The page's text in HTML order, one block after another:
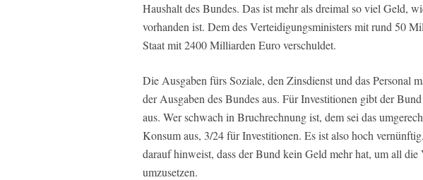
Haushalt des Bundes. Das ist mehr als dreimal so viel Geld,
vorhanden ist. Dem des Verteidigungsministers mit rund 50
Staat mit 2400 Milliarden Euro verschuldet.
Die Ausgaben fürs Soziale, den Zinsdienst und das Personal
der Ausgaben des Bundes aus. Für Investitionen gibt der
aus. Wer schwach in Bruchrechnung ist, dem sei das
Konsum aus, 3/24 für Investitionen. Es ist also hoch
darauf hinweist, dass der Bund kein Geld mehr hat, um all die
umzusetzen.